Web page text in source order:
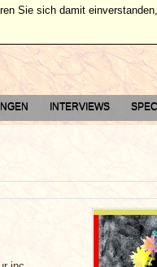
INTERVIEWS
Sie sich damit